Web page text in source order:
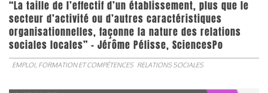
“La taille de l’effectif d’un établissement, plus que le
secteur d’activité ou d’autres caractéristiques
organisationnelles, façonne la nature des relations
sociales locales” - Jérôme Pélisse, SciencesPo
EMPLOI, FORMATION ET COMPÉTENCES RELATIONS SOCIALES